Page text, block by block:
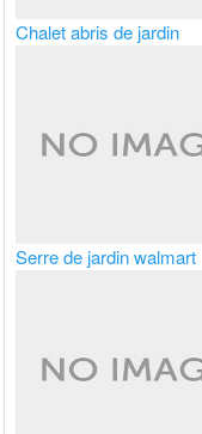
Chalet abris de jardin
Serre de jardin walmart